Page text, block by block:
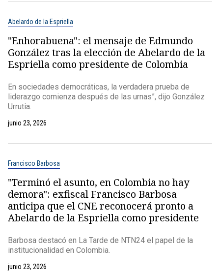
Abelardo de la Espriella
"Enhorabuena": el mensaje de Edmundo
González tras la elección de Abelardo de la
Espriella como presidente de Colombia
En sociedades democráticas, la verdadera prueba de
liderazgo comienza después de las urnas”, dijo González
Urrutia.
junio 23, 2026
Francisco Barbosa
"Terminó el asunto, en Colombia no hay
demora": exfiscal Francisco Barbosa
anticipa que el CNE reconocerá pronto a
Abelardo de la Espriella como presidente
Barbosa destacó en La Tarde de NTN24 el papel de la
institucionalidad en Colombia.
junio 23, 2026